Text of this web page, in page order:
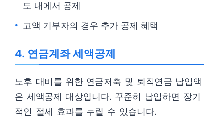
도 내에서 공제
고액 기부자의 경우 추가 공제 혜택
4. 연금계좌 세액공제
노후 대비를 위한 연금저축 및 퇴직연금 납입액
은 세액공제 대상입니다. 꾸준히 납입하면 장기
적인 절세 효과를 누릴 수 있습니다.